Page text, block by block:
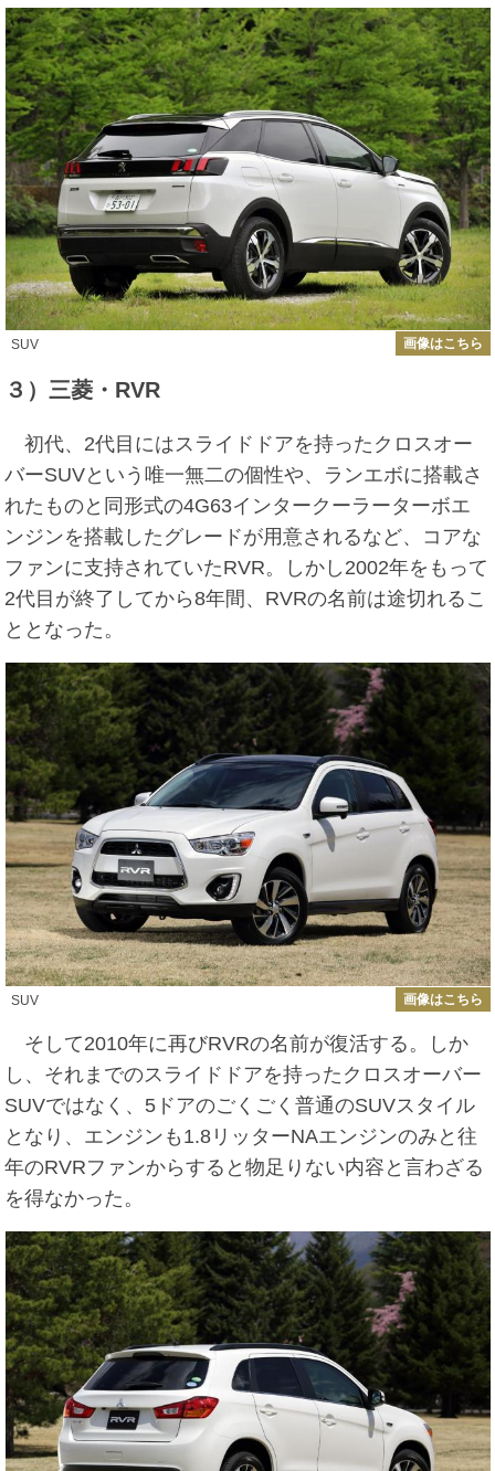
SUV 画像はこちら
３）三菱・RVR
初代、2代目にはスライドドアを持ったクロスオー
バーSUVという唯一無二の個性や、ランエボに搭載さ
れたものと同形式の4G63インタークーラーターボエ
ンジンを搭載したグレードが用意されるなど、コアな
ファンに支持されていたRVR。しかし2002年をもって
2代目が終了してから8年間、RVRの名前は途切れるこ
ととなった。
SUV 画像はこちら
そして2010年に再びRVRの名前が復活する。しか
し、それまでのスライドドアを持ったクロスオーバー
SUVではなく、5ドアのごくごく普通のSUVスタイル
となり、エンジンも1.8リッターNAエンジンのみと往
年のRVRファンからすると物足りない内容と言わざる
を得なかった。